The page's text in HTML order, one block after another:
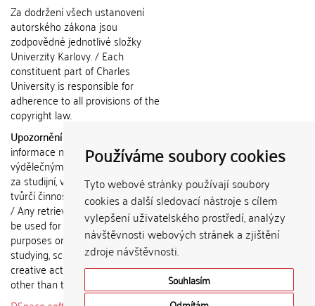
Používáme soubory cookies
Tyto webové stránky používají soubory
cookies a další sledovací nástroje s cílem
vylepšení uživatelského prostředí, analýzy
návštěvnosti webových stránek a zjištění
zdroje návštěvnosti.
Souhlasím
Za dodržení všech ustanovení
autorského zákona jsou
zodpovědné jednotlivé složky
Univerzity Karlovy. / Each
constituent part of Charles
University is responsible for
adherence to all provisions of the
copyright law.
Upozornění / Notice:
informace nemohou být použity k
výdělečným účelům nebo vydávány
za studijní, vědeckou nebo jinou
tvůrčí činnost jiné osoby než autora.
/ Any retrieved information shall not
be used for any commercial
purposes or claimed as results of
studying, scientific or any other
creative activities of any person
other than the author.